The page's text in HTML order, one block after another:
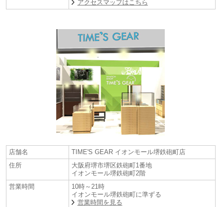
アクセスマップはこちら
店舗名
TIME'S GEAR イオンモール堺鉄砲町店
住所
大阪府堺市堺区鉄砲町1番地
イオンモール堺鉄砲町2階
営業時間
10時～21時
イオンモール堺鉄砲町に準ずる
営業時間を見る